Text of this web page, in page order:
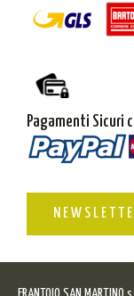
Pagamenti Sicuri